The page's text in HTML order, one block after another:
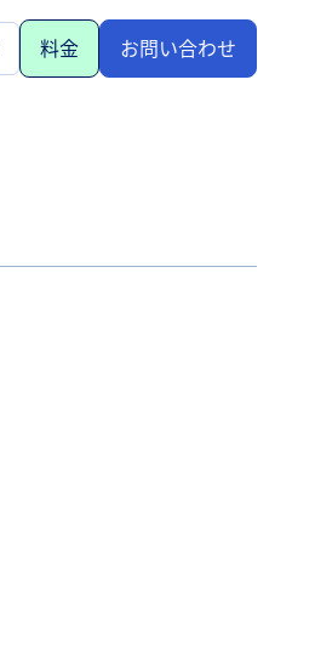
料金 お問い合わせ